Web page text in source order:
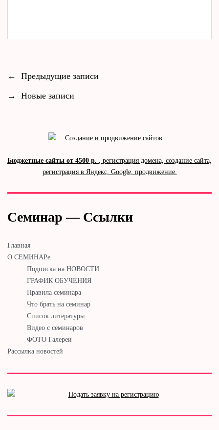
←
Предыдущие записи
→
Новые записи
Бюджетные сайты от 4500 р. , регистрация домена, создание сайта,
регистрация в Яндекс, Google, продвижение.
Семинар — Ссылки
Главная
О СЕМИНАРе
Подписка на НОВОСТИ
ГРАФИК ОБУЧЕНИЯ
Правила семинара
Что брать на семинар
Список литературы
Видео с семинаров
ФОТО Галереи
Рассылка новостей